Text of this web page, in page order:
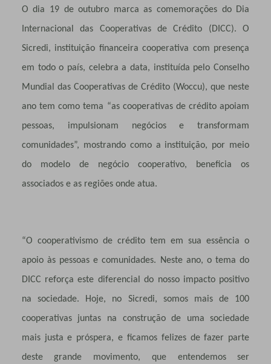
O dia 19 de outubro marca as comemorações do Dia
Internacional das Cooperativas de Crédito (DICC). O
Sicredi, instituição financeira cooperativa com presença
em todo o país, celebra a data, instituída pelo Conselho
Mundial das Cooperativas de Crédito (Woccu), que neste
ano tem como tema “as cooperativas de crédito apoiam
pessoas, impulsionam negócios e transformam
comunidades”, mostrando como a instituição, por meio
do modelo de negócio cooperativo, beneficia os
associados e as regiões onde atua.
“O cooperativismo de crédito tem em sua essência o
apoio às pessoas e comunidades. Neste ano, o tema do
DICC reforça este diferencial do nosso impacto positivo
na sociedade. Hoje, no Sicredi, somos mais de 100
cooperativas juntas na construção de uma sociedade
mais justa e próspera, e ficamos felizes de fazer parte
deste grande movimento, que entendemos ser